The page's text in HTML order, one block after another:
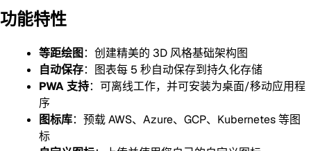
功能特性
等距绘图：创建精美的 3D 风格基础架构图
自动保存：图表每 5 秒自动保存到持久化存储
PWA 支持：可离线工作，并可安装为桌面/移动应用程
序
图标库：预载 AWS、Azure、GCP、Kubernetes 等图
标